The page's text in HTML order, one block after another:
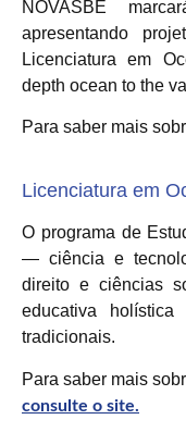
NOVASBE
apresentando
Licenciatura em
depth ocean to the
Para saber mais
Licenciatura em
O programa de
— ciência e
direito e ciências
educativa holística
tradicionais.
Para saber mais
consulte o site.